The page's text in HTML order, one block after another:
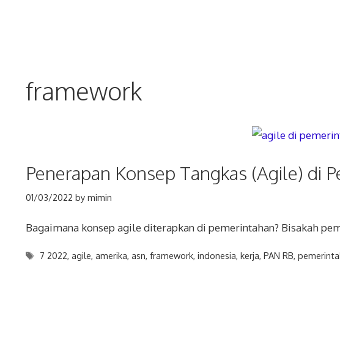
framework
Penerapan Konsep Tangkas (Agile) di
01/03/2022 by mimin
Bagaimana konsep agile diterapkan di pemerintahan? Bisakah
Tags
7 2022,agile,amerika,asn,framework,indonesia,kerja,PAN RB,